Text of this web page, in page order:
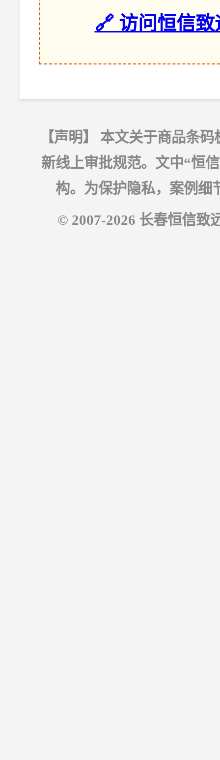
🔗 访问恒信
【声明】 本文关于商品条
新线上审批规范。文中“恒
构。为保护隐私，案例细
© 2007-2026 长春恒信致